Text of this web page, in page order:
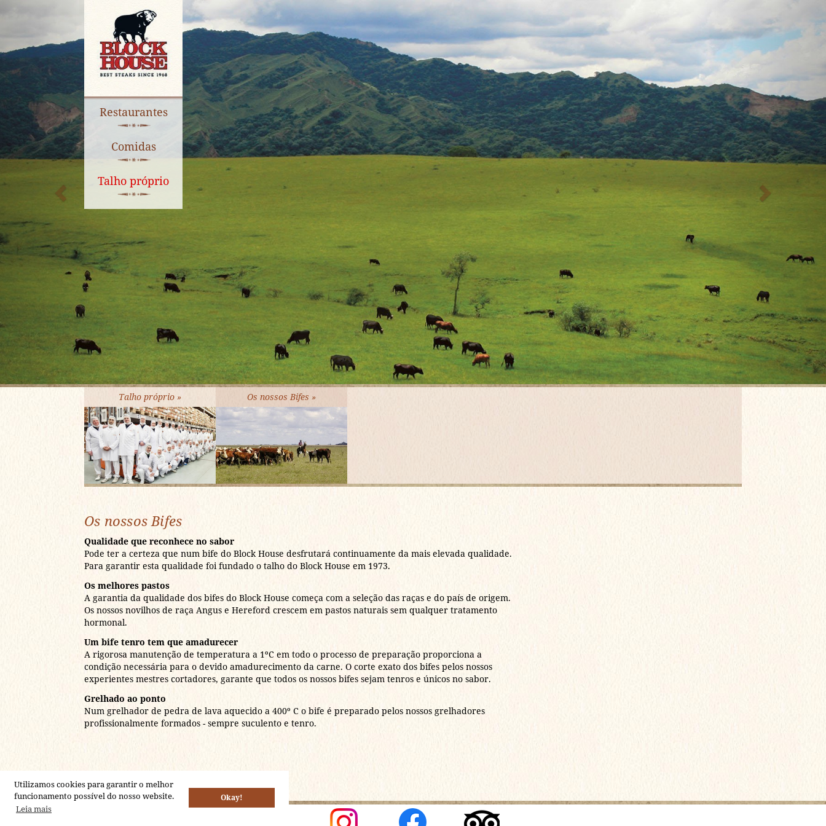
Utilizamos cookies para garantir o melhor
funcionamento possível do nosso website.
Leia mais
Okay!
Restaurantes
Comidas
Talho próprio
Talho próprio » Os nossos Bifes »
Os nossos Bifes
Qualidade que reconhece no sabor
Pode ter a certeza que num bife do Block House desfrutará continuamente da mais elevada qualidade.
Para garantir esta qualidade foi fundado o talho do Block House em 1973.
Os melhores pastos
A garantia da qualidade dos bifes do Block House começa com a seleção das raças e do país de origem.
Os nossos novilhos de raça Angus e Hereford crescem em pastos naturais sem qualquer tratamento
hormonal.
Um bife tenro tem que amadurecer
A rigorosa manutenção de temperatura a 1ºC em todo o processo de preparação proporciona a
condição necessária para o devido amadurecimento da carne. O corte exato dos bifes pelos nossos
experientes mestres cortadores, garante que todos os nossos bifes sejam tenros e únicos no sabor.
Grelhado ao ponto
Num grelhador de pedra de lava aquecido a 400º C o bife é preparado pelos nossos grelhadores
profissionalmente formados - sempre suculento e tenro.